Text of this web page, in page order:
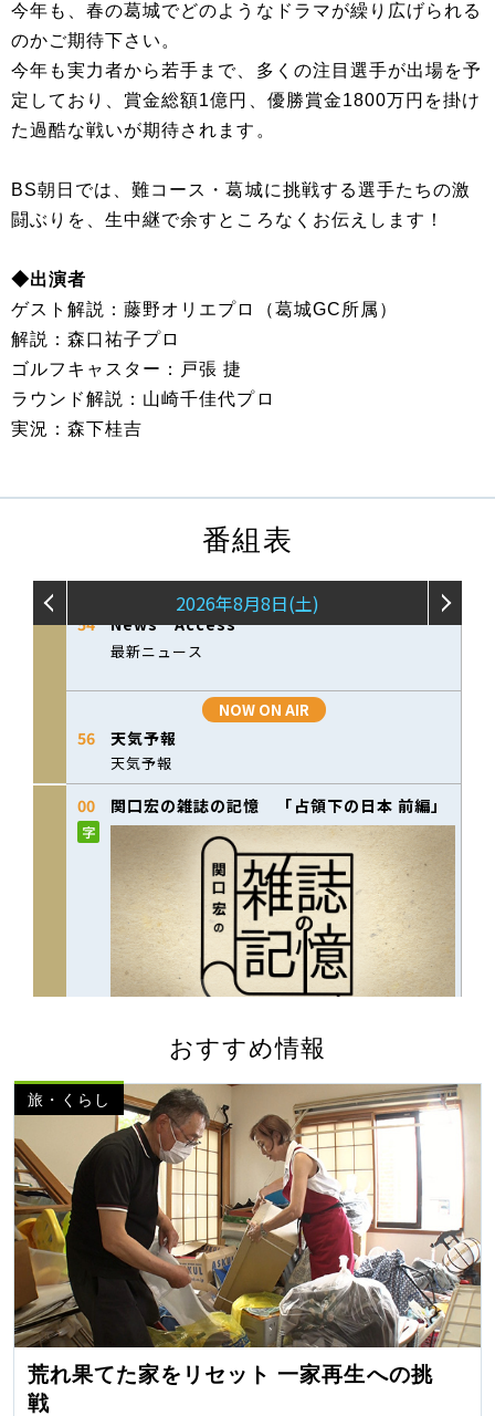
今年も、春の葛城でどのようなドラマが繰り広げられる
のかご期待下さい。
今年も実力者から若手まで、多くの注目選手が出場を予
定しており、賞金総額1億円、優勝賞金1800万円を掛け
た過酷な戦いが期待されます。
BS朝日では、難コース・葛城に挑戦する選手たちの激
闘ぶりを、生中継で余すところなくお伝えします！
◆出演者
ゲスト解説：藤野オリエプロ（葛城GC所属）
解説：森口祐子プロ
ゴルフキャスター：戸張 捷
ラウンド解説：山崎千佳代プロ
実況：森下桂吉
番組表
おすすめ情報
旅・くらし
荒れ果てた家をリセット 一家再生への挑
戦